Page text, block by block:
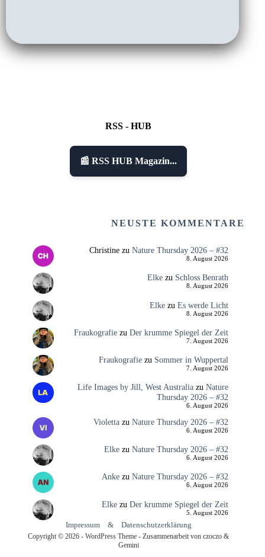
RSS - HUB
📰 RSS HUB Magazin...
NEUSTE KOMMENTARE
Christinezu Nature Thursday 2026 – #32
8. August 2026
Elkezu Schloss Benrath
8. August 2026
Elkezu Es werde Licht
8. August 2026
Fraukografiezu Der krumme Spiegel der Zeit
7. August 2026
Fraukografiezu Sommer in Wuppertal
7. August 2026
Life Images by Jill, West Australiazu Nature
Thursday 2026 – #32
6. August 2026
Violettazu Nature Thursday 2026 – #32
6. August 2026
Elkezu Nature Thursday 2026 – #32
6. August 2026
Ankezu Nature Thursday 2026 – #32
6. August 2026
Elkezu Der krumme Spiegel der Zeit
5. August 2026
Impressum & Datenschutzerklärung
Copyright © 2026 - WordPress Theme - Zusammenarbeit von czoczo &
Gemini